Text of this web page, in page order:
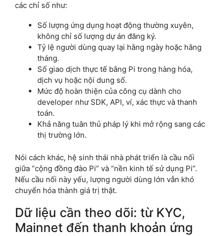
các chỉ số như:
Số lượng ứng dụng hoạt động thường xuyên,
không chỉ số lượng dự án đăng ký.
Tỷ lệ người dùng quay lại hằng ngày hoặc hằng
tháng.
Số giao dịch thực tế bằng Pi trong hàng hóa,
dịch vụ hoặc nội dung số.
Mức độ hoàn thiện của công cụ dành cho
developer như SDK, API, ví, xác thực và thanh
toán.
Khả năng tuân thủ pháp lý khi mở rộng sang các
thị trường lớn.
Nói cách khác, hệ sinh thái nhà phát triển là cầu nối
giữa “cộng đồng đào Pi” và “nền kinh tế sử dụng Pi”.
Nếu cầu nối này yếu, lượng người dùng lớn vẫn khó
chuyển hóa thành giá trị thật.
Dữ liệu cần theo dõi: từ KYC,
Mainnet đến thanh khoản ứng